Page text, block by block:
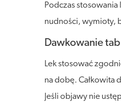
Podczas
nudności, wymioty,
Dawkowanie
Lek stosować
na dobę. Całkowita
Jeśli objawy nie